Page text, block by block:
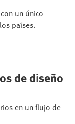
un único
países.
de diseño
en un flujo de